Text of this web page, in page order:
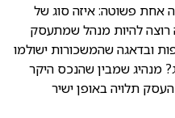
אחת פשוטה: איזה סוג של
להיות מנהל שמתעסק
ובדאגה שהמשכורות ישולמו
מנהיג שמבין שהנכס היקר
תלויה באופן ישיר